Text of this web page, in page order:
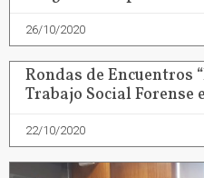
26/10/2020
Rondas de Encuentros
Trabajo Social Forense
22/10/2020